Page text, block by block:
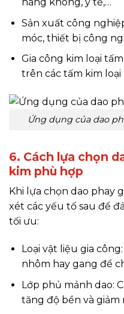
Sản xuất công
móc, thiết bị công
Gia công kim loại
trên các tấm kim
Ứng dụng của dao
6. Cách lựa chọn
kim phù hợp
Khi lựa chọn dao phay
xét các yếu tố sau để
tối ưu:
Loại vật liệu gia
nhôm hay gang để
Lớp phủ mảnh dao:
tăng độ bền và giảm